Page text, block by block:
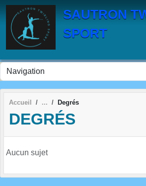
SAUTRON
SPORT
Accueil Degrés
DEGRÉS
Aucun sujet
Panneau de gestion des cookies